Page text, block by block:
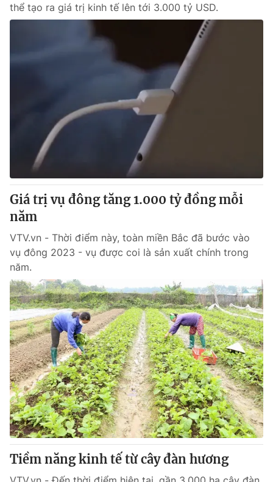
thể tạo ra giá trị kinh tế lên tới 3.000 tỷ USD.
Giá trị vụ đông tăng 1.000 tỷ đồng mỗi
năm
VTV.vn - Thời điểm này, toàn miền Bắc đã bước vào
vụ đông 2023 - vụ được coi là sản xuất chính trong
năm.
Tiềm năng kinh tế từ cây đàn hương